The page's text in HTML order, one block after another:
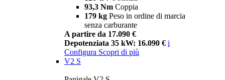
93,3 Nm Coppia
179 kg Peso in ordine di marcia
senza carburante
A partire da 17.090 €
Depotenziata 35 kW: 16.090 € i
Configura Scopri di più
V2 S